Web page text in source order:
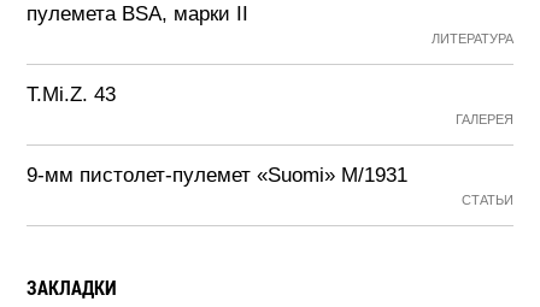
пулемета BSA, марки II
ЛИТЕРАТУРА
T.Mi.Z. 43
ГАЛЕРЕЯ
9-мм пистолет-пулемет «Suomi» М/1931
СТАТЬИ
ЗАКЛАДКИ